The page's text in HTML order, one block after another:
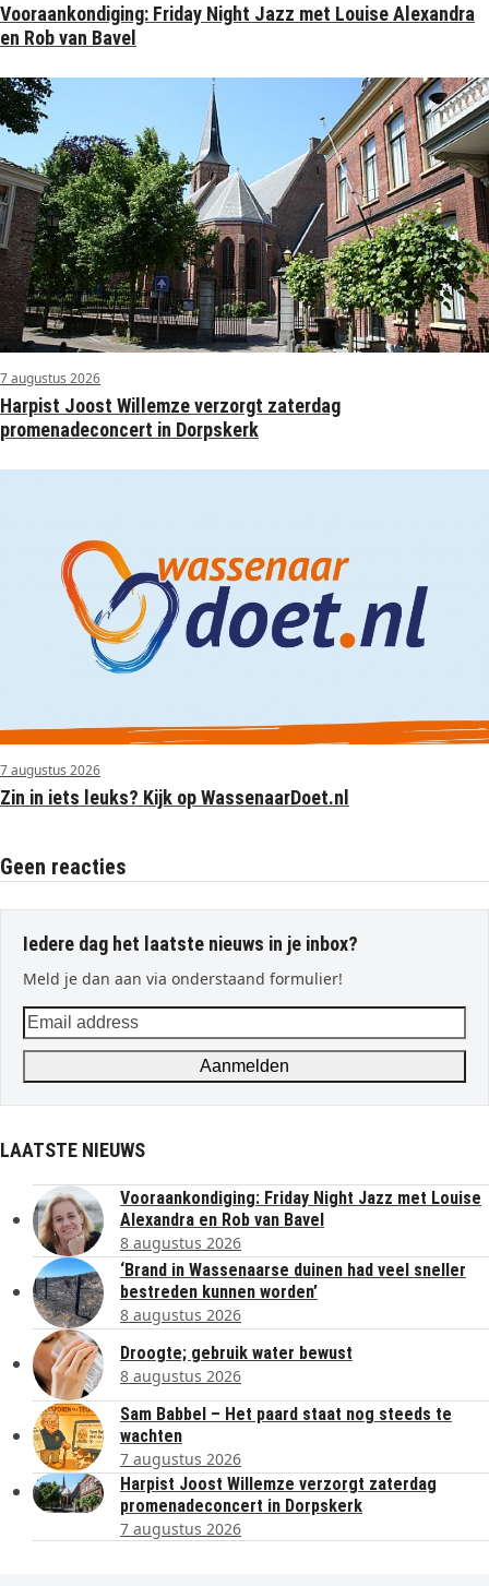
Vooraankondiging: Friday Night Jazz met Louise Alexandra
en Rob van Bavel
7 augustus 2026
Harpist Joost Willemze verzorgt zaterdag
promenadeconcert in Dorpskerk
7 augustus 2026
Zin in iets leuks? Kijk op WassenaarDoet.nl
Geen reacties
Iedere dag het laatste nieuws in je inbox?
Meld je dan aan via onderstaand formulier!
Email
address
Aanmelden
LAATSTE NIEUWS
Vooraankondiging: Friday Night Jazz met Louise
Alexandra en Rob van Bavel
8 augustus 2026
‘Brand in Wassenaarse duinen had veel sneller
bestreden kunnen worden’
8 augustus 2026
Droogte; gebruik water bewust
8 augustus 2026
Sam Babbel – Het paard staat nog steeds te
wachten
7 augustus 2026
Harpist Joost Willemze verzorgt zaterdag
promenadeconcert in Dorpskerk
7 augustus 2026